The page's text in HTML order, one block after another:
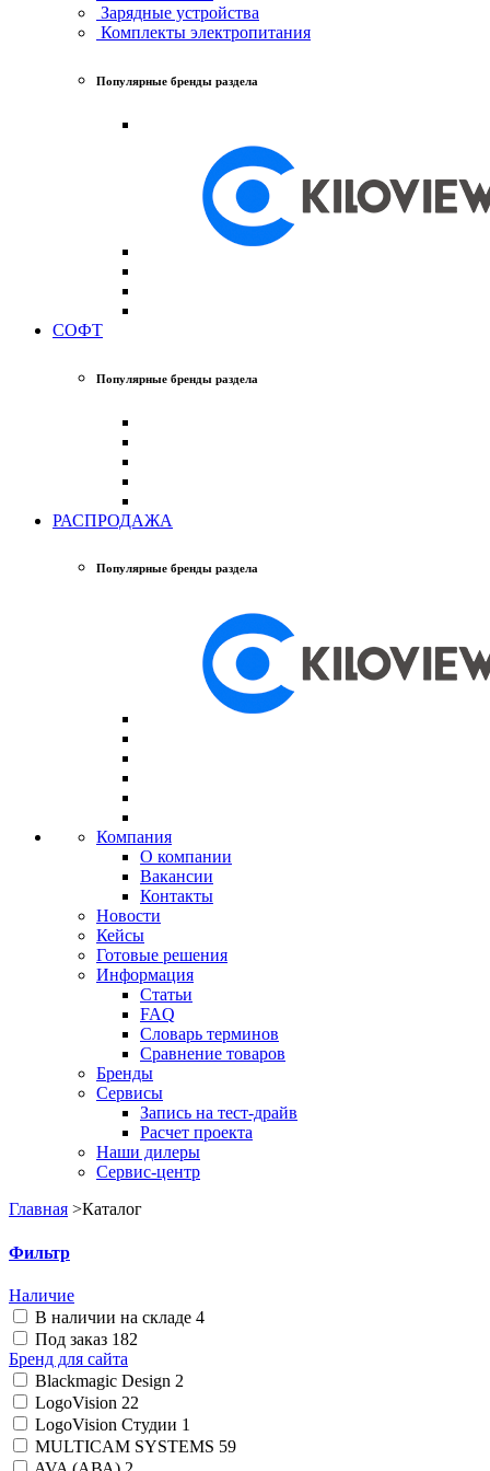
Зарядные устройства
Комплекты электропитания
Популярные бренды раздела
СОФТ
Популярные бренды раздела
РАСПРОДАЖА
Популярные бренды раздела
Компания
О компании
Вакансии
Контакты
Новости
Кейсы
Готовые решения
Информация
Статьи
FAQ
Словарь терминов
Сравнение товаров
Бренды
Сервисы
Запись на тест-драйв
Расчет проекта
Наши дилеры
Сервис-центр
Главная >Каталог
Фильтр
Наличие
В наличии на складе 4
Под заказ 182
Бренд для сайта
Blackmagic Design 2
LogoVision 22
LogoVision Студии 1
MULTICAM SYSTEMS 59